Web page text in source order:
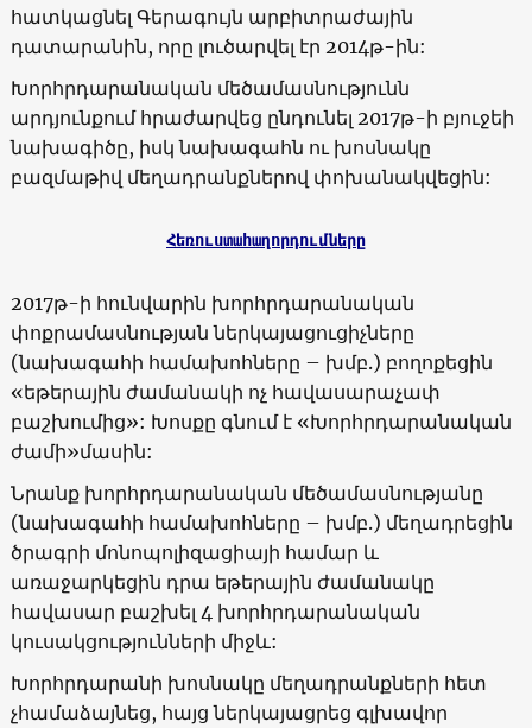
հատկացնել Գերագույն արբիտրաժային
դատարանին, որը լուծարվել էր 2014թ-ին:
Խորհրդարանական մեծամասնությունն
արդյունքում հրաժարվեց ընդունել 2017թ-ի բյուջեի
նախագիծը, իսկ նախագահն ու խոսնակը
բազմաթիվ մեղադրանքներով փոխանակվեցին:
Հեռուստահաղորդումները
2017թ-ի հունվարին խորհրդարանական
փոքրամասնության ներկայացուցիչները
(նախագահի համախոհները – խմբ.) բողոքեցին
«եթերային ժամանակի ոչ հավասարաչափ
բաշխումից»: Խոսքը գնում է «Խորհրդարանական
ժամի»մասին:
Նրանք խորհրդարանական մեծամասնությանը
(նախագահի համախոհները – խմբ.) մեղադրեցին
ծրագրի մոնոպոլիզացիայի համար և
առաջարկեցին դրա եթերային ժամանակը
հավասար բաշխել 4 խորհրդարանական
կուսակցությունների միջև:
Խորհրդարանի խոսնակը մեղադրանքների հետ
չհամաձայնեց, հայց ներկայացրեց գլխավոր